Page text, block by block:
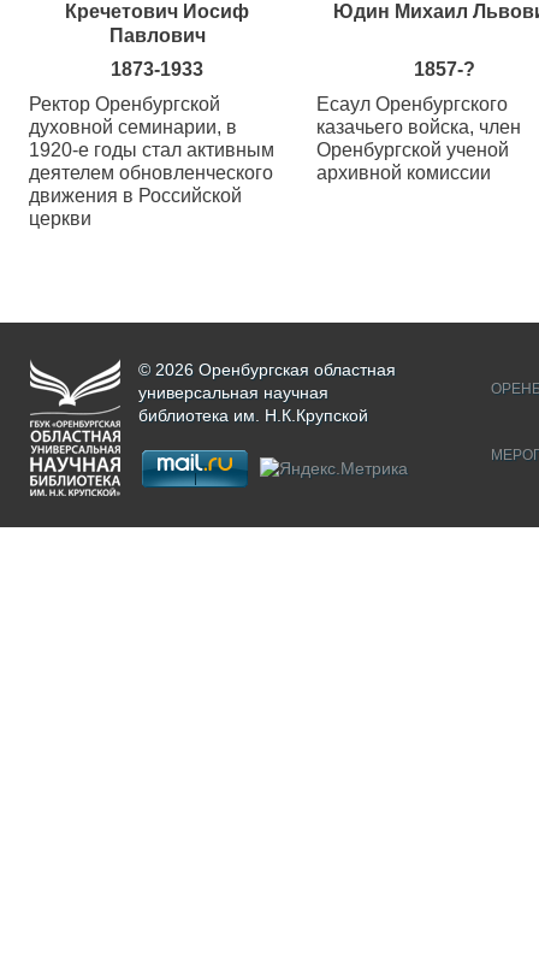
Кречетович Иосиф
Павлович
1873-1933
Ректор Оренбургской
духовной семинарии, в
1920-е годы стал активным
деятелем обновленческого
движения в Российской
церкви
Юдин Михаил
1857-?
Есаул Оренбургского
казачьего войска, член
Оренбургской ученой
архивной комиссии
© 2026 Оренбургская областная
универсальная научная
библиотека им. Н.К.Крупской